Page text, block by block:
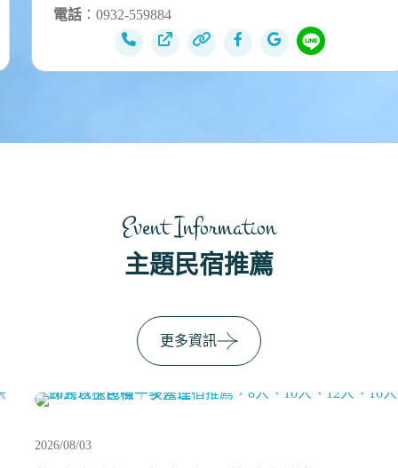
電話：0932-559884
Event Information
主題民宿推薦
更多資訊
2026/08/03